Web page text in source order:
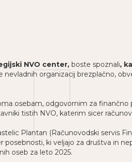
NVO center, boste spoznali,
organizacij brezplačno,
osebam, odgovornim za
tistih NVO, katerim sicer
Plantan (Računovodski servis
ki veljajo za društva in
oseb za leto 2025.